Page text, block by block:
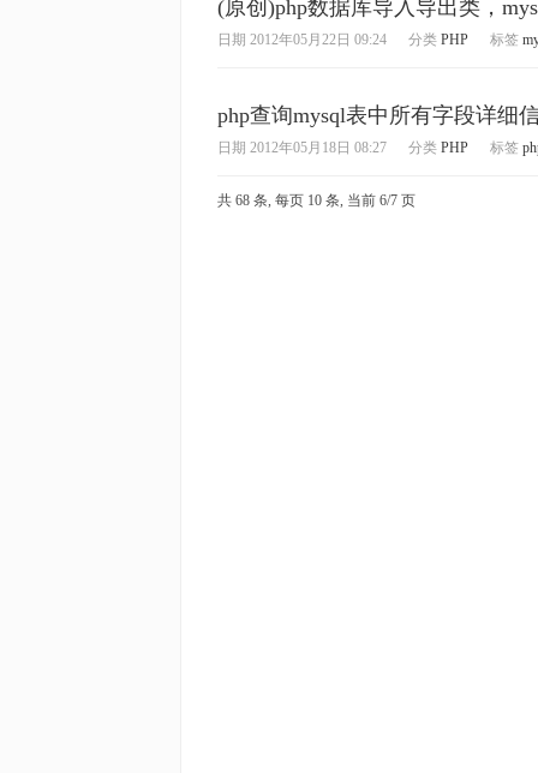
(原创)php数据库导入导出类，
日期 2012年05月22日 09:24 分类 PHP 标签
php查询mysql表中所有字段详细
日期 2012年05月18日 08:27 分类 PHP 标签
共 68 条, 每页 10 条, 当前 6/7 页